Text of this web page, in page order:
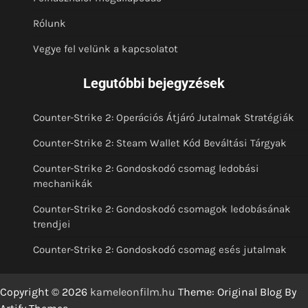
Rólunk
Vegye fel velünk a kapcsolatot
Legutóbbi bejegyzések
Counter-Strike 2: Operációs Átjáró Jutalmak Stratégiák
Counter-Strike 2: Steam Wallet Kód Beváltási Tárgyak
Counter-Strike 2: Gondoskodó csomag ledobási
mechanikák
Counter-Strike 2: Gondoskodó csomagok ledobásának
trendjei
Counter-Strike 2: Gondoskodó csomag esés jutalmak
Copyright © 2026 kameleonfilm.hu Theme: Original Blog By